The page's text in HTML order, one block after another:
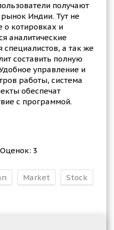
получают
Индии. Тут не
о котировках и
аналитические
а так же
составить полную
управление и
работы, система
обеспечат
с программой.
Оценок: 3
Market
Stock